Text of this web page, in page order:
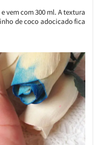
vem com 300 ml. A textura
de coco adocicado fica